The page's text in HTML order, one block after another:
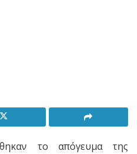
το απόγευμα της